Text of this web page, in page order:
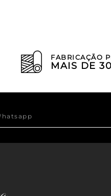
FABRICAÇÃO
MAIS DE